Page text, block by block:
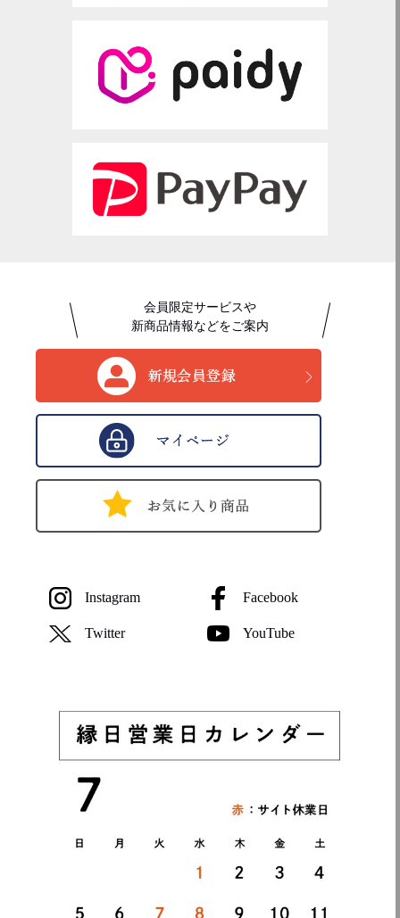
会員限定サービスや
新商品情報などをご案内
Instagram Facebook
Twitter YouTube